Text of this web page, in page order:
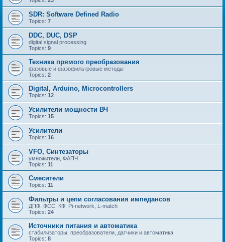
SDR: Software Defined Radio
Topics: 7
DDC, DUC, DSP
digital signal processing
Topics: 9
Техника прямого преобразования
фазовые и фазофильтровые методы
Topics: 2
Digital, Arduino, Microcontrollers
Topics: 12
Усилители мощности ВЧ
Topics: 15
Усилители
Topics: 16
VFO, Синтезаторы
умножители, ФАПЧ
Topics: 11
Смесители
Topics: 11
Фильтры и цепи согласования импедансов
ДПФ. ФСС, КФ, Pi-network, L-match
Topics: 24
Источники питания и автоматика
стабилизаторы, преобразователи, датчики и автоматика
Topics: 8